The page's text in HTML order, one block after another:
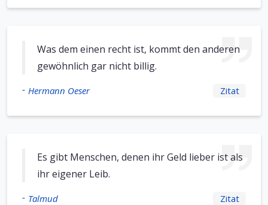
Was dem einen recht ist, kommt den anderen
gewöhnlich gar nicht billig.
- Hermann Oeser Zitat
Es gibt Menschen, denen ihr Geld lieber ist als
ihr eigener Leib.
- Talmud Zitat